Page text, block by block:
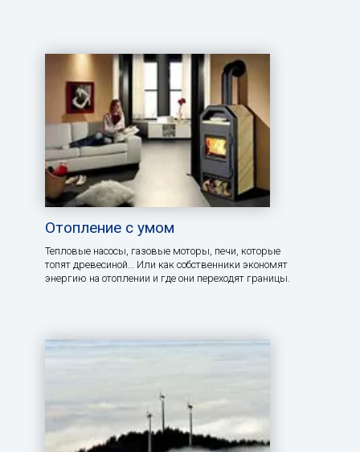
Отопление с умом
Тепловые насосы, газовые моторы, печи, которые
топят древесиной… Или как собственники экономят
энергию на отоплении и где они переходят границы.